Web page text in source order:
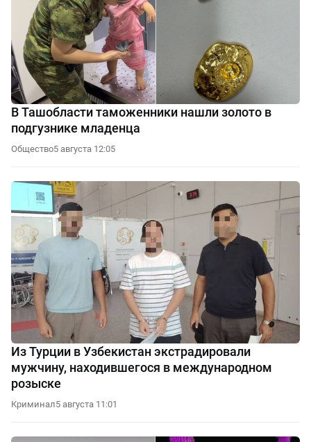
В Ташобласти таможенники нашли золото в
подгузнике младенца
Общество5 августа 12:05
Из Турции в Узбекистан экстрадировали
мужчину, находившегося в международном
розыске
Криминал5 августа 11:01